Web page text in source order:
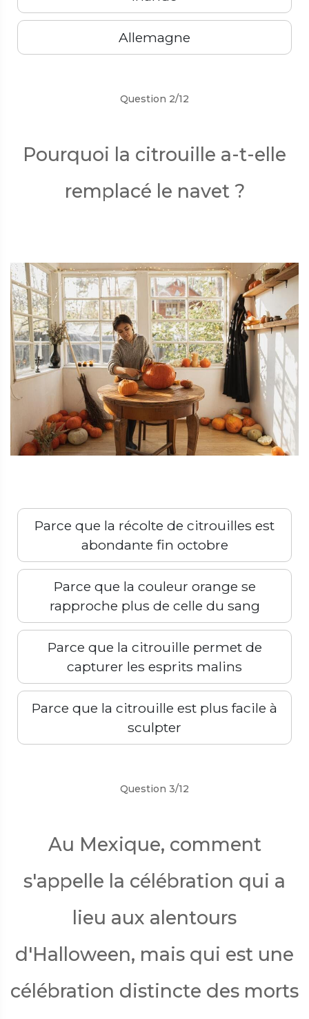
Allemagne
Suivant
Question 2/12
Pourquoi la citrouille a-t-elle
remplacé le navet ?
Parce que la récolte de citrouilles est
abondante fin octobre
Parce que la couleur orange se
rapproche plus de celle du sang
Parce que la citrouille permet de
capturer les esprits malins
Parce que la citrouille est plus facile à
sculpter
Précédent Suivant
Question 3/12
Au Mexique, comment
s'appelle la célébration qui a
lieu aux alentours
d'Halloween, mais qui est une
célébration distincte des morts